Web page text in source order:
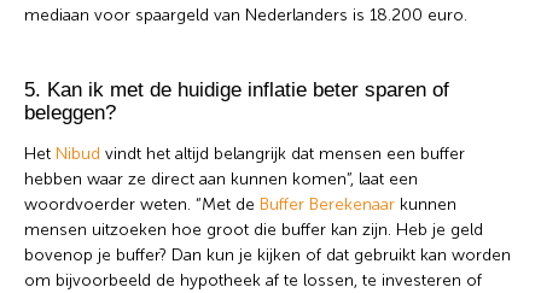
mediaan voor spaargeld van Nederlanders is 18.200 euro.
5. Kan ik met de huidige inflatie beter sparen of
beleggen?
Het Nibud vindt het altijd belangrijk dat mensen een buffer
hebben waar ze direct aan kunnen komen”, laat een
woordvoerder weten. “Met de Buffer Berekenaar kunnen
mensen uitzoeken hoe groot die buffer kan zijn. Heb je geld
bovenop je buffer? Dan kun je kijken of dat gebruikt kan worden
om bijvoorbeeld de hypotheek af te lossen, te investeren of